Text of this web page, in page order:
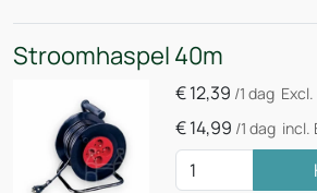
Stroomhaspel 40m
€12,39 /1 dag
€14,99 /1 dag incl.